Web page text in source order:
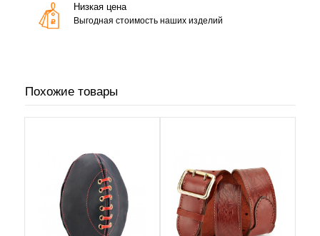
Низкая цена
Выгодная стоимость наших изделий
Похожие товары